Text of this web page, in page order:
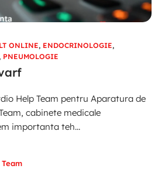
ONLINE, ENDOCRINOLOGIE,
, PNEUMOLOGIE
Help Team pentru Aparatura de
cabinete medicale
importanta teh...